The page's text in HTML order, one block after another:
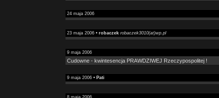
24 maja 2006
23 maja 2006 • robaczek robaczek3010(at)wp.pl
9 maja 2006
Cudowne - kwintesencja PRAWDZIWEJ Rzeczypospolitej !
9 maja 2006 • Pati
8 maja 2006